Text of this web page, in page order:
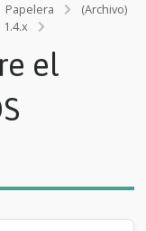
Papelera
(Archivo)
a
el